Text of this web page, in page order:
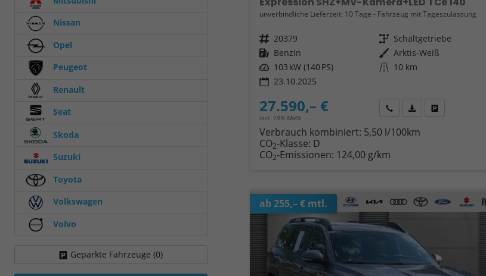
unverbindliche Lieferzeit: 10 Tage Fahrzeug mit Tageszulassung
Fahrzeugnr. 20379 Getriebe Schaltgetriebe
Kraftstoff Benzin Außenfarbe Arktis-Weiß
Leistung 103 kW (140 PS) Kilometerstand 10 km
23.10.2025
27.590,– €
incl. 19% MwSt.
Wir rufen Sie anFahrzeugexposé (PDF)
Verbrauch kombiniert: 5,50 l/100km
CO2-Klasse: D
CO2-Emissionen: 124,00 g/km
ab 255,– € mtl.
Nissan
Opel
Peugeot
Renault
Seat
Skoda
Suzuki
Toyota
Volkswagen
Volvo
Geparkte Fahrzeuge (0)